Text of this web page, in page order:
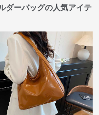
ダーバッグの人気アイテ